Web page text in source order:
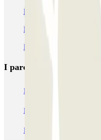
Parcheggio vicino a Piazza
Parcheggi all'Ospedale San
Parcheggi alla stazione di
I parcheggi
Parcheggio Venezia
Parcheggio Roma
Parcheggio Malpensa